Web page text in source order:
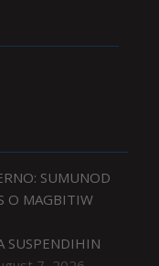
SUMUNOD
O MAGBITIW
SUSPENDIHIN